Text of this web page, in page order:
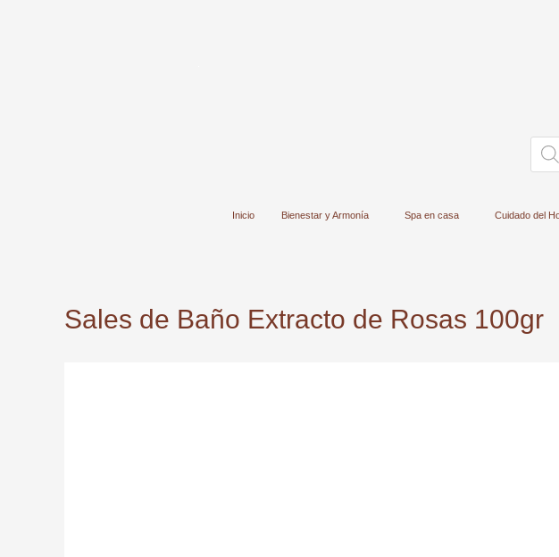
de
Inicio Bienestar y Armonía Spa en casa Cuidado del
Sales de Baño Extracto de Rosas 100gr